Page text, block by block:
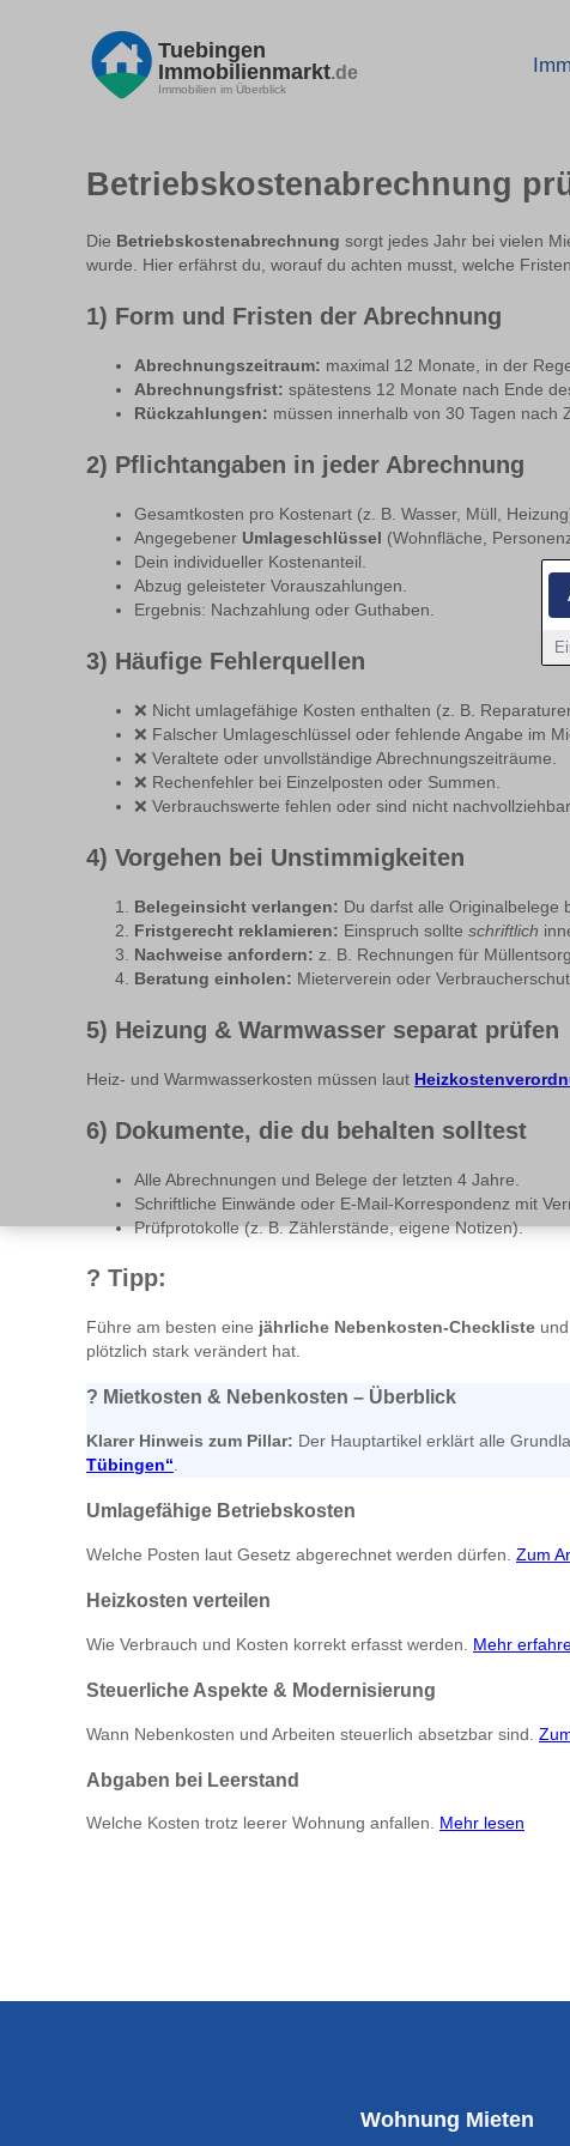
Tuebingen
Immobilienmarkt.de
Immobilien im Überblick
Betriebskostenabrechnung
Die Betriebskostenabrechnung sorgt jedes Jahr bei vielen
wurde. Hier erfährst du, worauf du achten musst, welche
1) Form und Fristen der Abrechnung
Abrechnungszeitraum: maximal 12 Monate, in der
Abrechnungsfrist: spätestens 12 Monate nach Ende
Rückzahlungen: müssen innerhalb von 30 Tagen nach
2) Pflichtangaben in jeder Abrechnung
Gesamtkosten pro Kostenart (z. B. Wasser, Müll,
Angegebener Umlageschlüssel (Wohnfläche,
Dein individueller Kostenanteil.
Abzug geleisteter Vorauszahlungen.
Ergebnis: Nachzahlung oder Guthaben.
3) Häufige Fehlerquellen
❌ Nicht umlagefähige Kosten enthalten (z. B.
❌ Falscher Umlageschlüssel oder fehlende Angabe im
❌ Veraltete oder unvollständige Abrechnungszeiträume.
❌ Rechenfehler bei Einzelposten oder Summen.
❌ Verbrauchswerte fehlen oder sind nicht nachvollziehbar.
4) Vorgehen bei Unstimmigkeiten
Belegeinsicht verlangen: Du darfst alle Originalbelege
Fristgerecht reklamieren: Einspruch sollte schriftlich
Nachweise anfordern: z. B. Rechnungen für
Beratung einholen: Mieterverein oder
5) Heizung & Warmwasser separat prüfen
Heiz- und Warmwasserkosten müssen laut
6) Dokumente, die du behalten solltest
Alle Abrechnungen und Belege der letzten 4 Jahre.
Schriftliche Einwände oder E-Mail-Korrespondenz mit
Prüfprotokolle (z. B. Zählerstände, eigene Notizen).
? Tipp:
Führe am besten eine jährliche Nebenkosten-Checkliste
plötzlich stark verändert hat.
? Mietkosten & Nebenkosten – Überblick
Klarer Hinweis zum Pillar: Der Hauptartikel erklärt alle
Tübingen“.
Umlagefähige Betriebskosten
Welche Posten laut Gesetz abgerechnet werden dürfen. Zum
Heizkosten verteilen
Wie Verbrauch und Kosten korrekt erfasst werden. Mehr
Steuerliche Aspekte & Modernisierung
Wann Nebenkosten und Arbeiten steuerlich absetzbar sind.
Abgaben bei Leerstand
Welche Kosten trotz leerer Wohnung anfallen. Mehr lesen
Wohnung Mieten